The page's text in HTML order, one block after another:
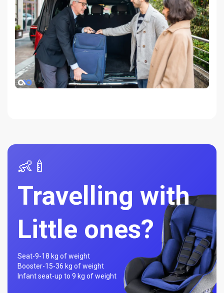
👶🍼
Travelling with
Little ones?
Seat-9-18 kg of weight
Booster-15-36 kg of weight
Infant seat-up to 9 kg of weight